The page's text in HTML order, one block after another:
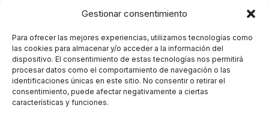
Gestionar consentimiento
Para ofrecer las mejores experiencias, utilizamos tecnologías como
las cookies para almacenar y/o acceder a la información del
dispositivo. El consentimiento de estas tecnologías nos permitirá
procesar datos como el comportamiento de navegación o las
identificaciones únicas en este sitio. No consentir o retirar el
consentimiento, puede afectar negativamente a ciertas
características y funciones.
986 242 724
Vigo Spain
Contacto
LEGAL